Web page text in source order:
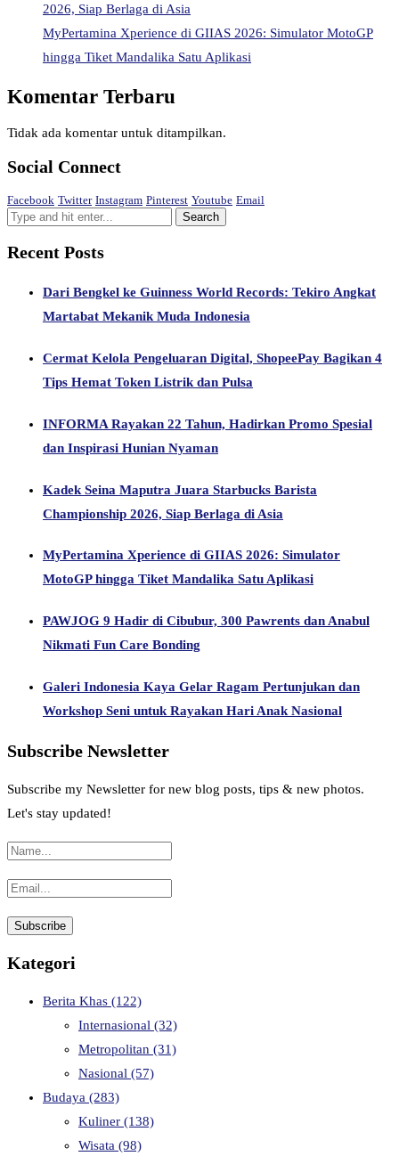
2026, Siap Berlaga di Asia
MyPertamina Xperience di GIIAS 2026: Simulator MotoGP
hingga Tiket Mandalika Satu Aplikasi
Komentar Terbaru
Tidak ada komentar untuk ditampilkan.
Social Connect
Facebook Twitter Instagram Pinterest Youtube Email
Recent Posts
Dari Bengkel ke Guinness World Records: Tekiro Angkat
Martabat Mekanik Muda Indonesia
Cermat Kelola Pengeluaran Digital, ShopeePay Bagikan 4
Tips Hemat Token Listrik dan Pulsa
INFORMA Rayakan 22 Tahun, Hadirkan Promo Spesial
dan Inspirasi Hunian Nyaman
Kadek Seina Maputra Juara Starbucks Barista
Championship 2026, Siap Berlaga di Asia
MyPertamina Xperience di GIIAS 2026: Simulator
MotoGP hingga Tiket Mandalika Satu Aplikasi
PAWJOG 9 Hadir di Cibubur, 300 Pawrents dan Anabul
Nikmati Fun Care Bonding
Galeri Indonesia Kaya Gelar Ragam Pertunjukan dan
Workshop Seni untuk Rayakan Hari Anak Nasional
Subscribe Newsletter
Subscribe my Newsletter for new blog posts, tips & new photos.
Let's stay updated!
Kategori
Berita Khas (122)
Internasional (32)
Metropolitan (31)
Nasional (57)
Budaya (283)
Kuliner (138)
Wisata (98)